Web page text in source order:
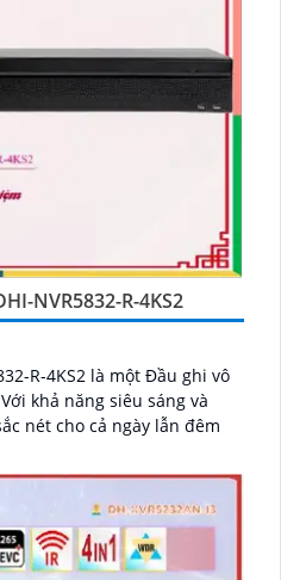
NVR5832-R-4KS2
R-4KS2 là một Đầu ghi vô
nét cho cả ngày lẫn đêm